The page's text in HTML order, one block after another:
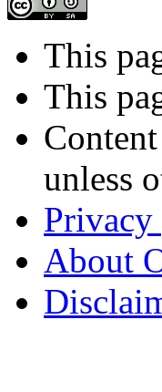
This
This
unless
About